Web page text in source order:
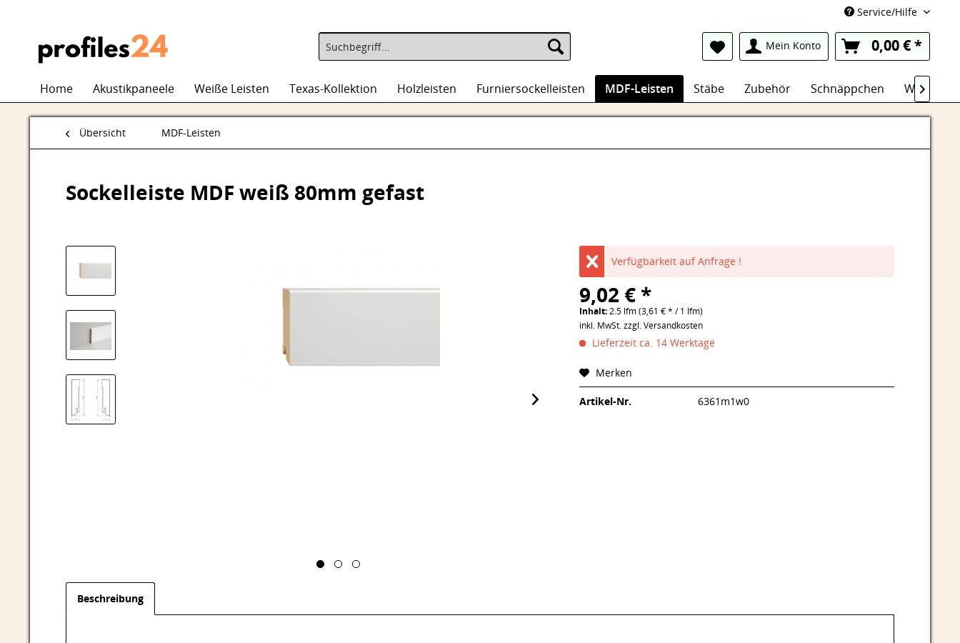
Service/Hilfe
Mein Konto 0,00 € *
Home Akustikpaneele Weiße Leisten Texas-Kollektion Holzleisten Furniersockelleisten MDF-Leisten Stäbe Zubehör Schnäppchen 
Übersicht MDF-Leisten
Sockelleiste MDF weiß 80mm gefast
Verfügbarkeit auf Anfrage !
9,02 € *
Inhalt:2.5 lfm (3,61 € * / 1 lfm)
inkl. MwSt.zzgl. Versandkosten
Lieferzeit ca. 14 Werktage
Merken
Artikel-Nr. 6361m1w0
Beschreibung